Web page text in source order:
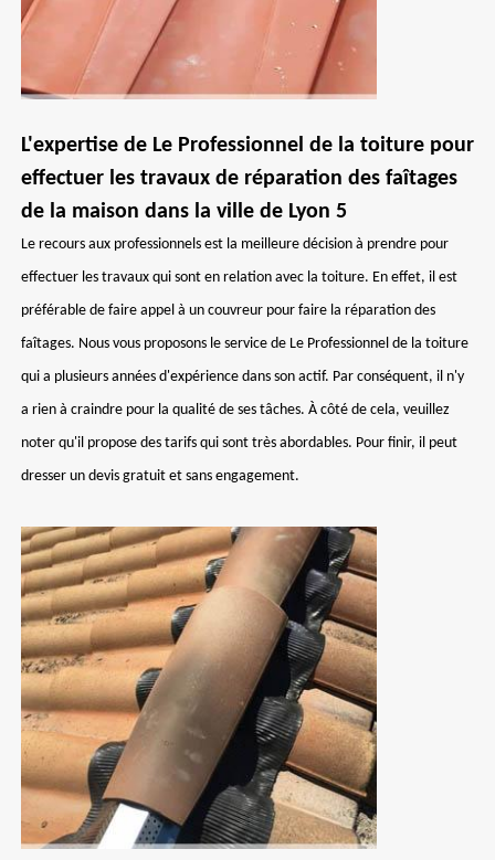
L'expertise de Le Professionnel de la toiture pour
effectuer les travaux de réparation des faîtages
de la maison dans la ville de Lyon 5
Le recours aux professionnels est la meilleure décision à prendre pour
effectuer les travaux qui sont en relation avec la toiture. En effet, il est
préférable de faire appel à un couvreur pour faire la réparation des
faîtages. Nous vous proposons le service de Le Professionnel de la toiture
qui a plusieurs années d'expérience dans son actif. Par conséquent, il n'y
a rien à craindre pour la qualité de ses tâches. À côté de cela, veuillez
noter qu'il propose des tarifs qui sont très abordables. Pour finir, il peut
dresser un devis gratuit et sans engagement.